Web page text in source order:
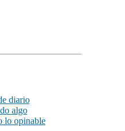
diario
algo
lo opinable